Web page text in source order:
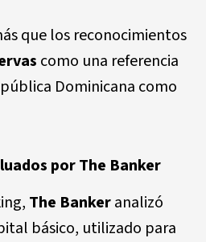
que los reconocimientos
como una referencia
Dominicana como
por The Banker
The Bankeranalizó
básico, utilizado para